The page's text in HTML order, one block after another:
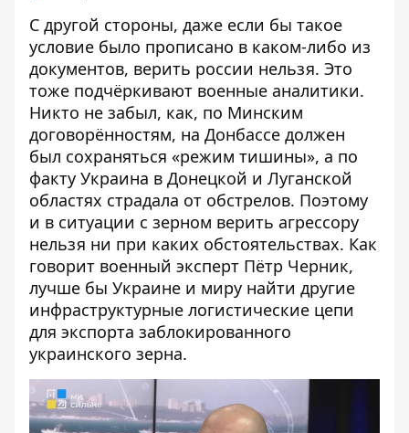
С другой стороны, даже если бы такое
условие было прописано в каком-либо из
документов, верить россии нельзя. Это
тоже подчёркивают военные аналитики.
Никто не забыл, как, по Минским
договорённостям, на Донбассе должен
был сохраняться «режим тишины», а по
факту Украина в Донецкой и Луганской
областях страдала от обстрелов. Поэтому
и в ситуации с зерном верить агрессору
нельзя ни при каких обстоятельствах. Как
говорит военный эксперт Пётр Черник,
лучше бы Украине и миру найти другие
инфраструктурные логистические цепи
для экспорта заблокированного
украинского зерна.